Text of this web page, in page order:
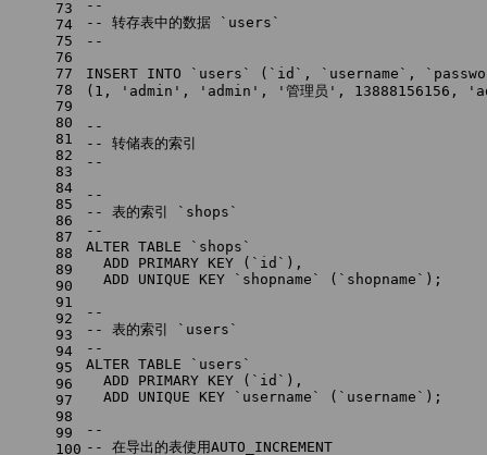
73
74
75
76
77
78
79
80
81
82
83
84
85
86
87
88
89
90
91
92
93
94
95
96
97
98
99
100
--
-- 转存表中的数据 `users`
--
INSERT INTO `users` (`id`, `username`,
( 1 , 'admin' , 'admin' , '管理员' , 13888156156 ,
--
-- 转储表的索引
--
--
-- 表的索引 `shops`
--
ALTER TABLE `shops`
ADD
PRIMARY KEY (`id`),
ADD
UNIQUE KEY `shopname` (`shopname`);
--
-- 表的索引 `users`
--
ALTER TABLE `users`
ADD
PRIMARY KEY (`id`),
ADD
UNIQUE KEY `username` (`username`);
--
-- 在导出的表使用AUTO_INCREMENT